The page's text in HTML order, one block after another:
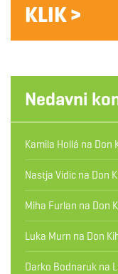
KLIK >
Nedavni
Kamila Hollá na Don
Nastja Vidic na Don
Miha Furlan na Don
Luka Murn na Don
Darko Bodnaruk na